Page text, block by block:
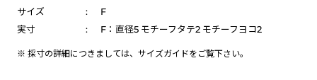
サイズ
:
F
実寸
: F：直径5 モチーフタテ2 モチーフヨコ2
※ 採寸の詳細につきましては、 サイズガイドをご覧下さい。